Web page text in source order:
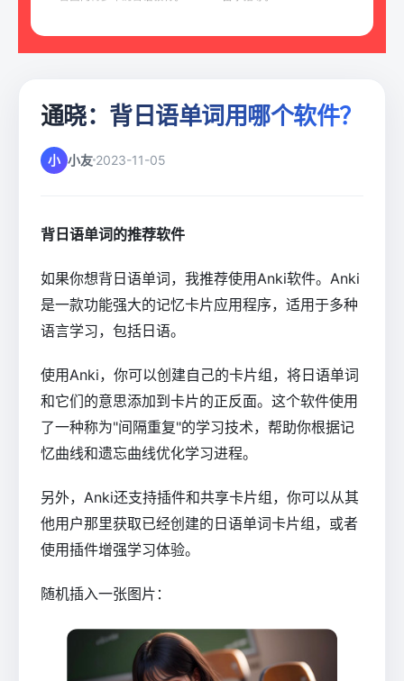
通晓：背日语单词用哪个软件？
小 小友 2023-11-05
背日语单词的推荐软件
如果你想背日语单词，我推荐使用Anki软件。Anki
是一款功能强大的记忆卡片应用程序，适用于多种
语言学习，包括日语。
使用Anki，你可以创建自己的卡片组，将日语单词
和它们的意思添加到卡片的正反面。这个软件使用
了一种称为"间隔重复"的学习技术，帮助你根据记
忆曲线和遗忘曲线优化学习进程。
另外，Anki还支持插件和共享卡片组，你可以从其
他用户那里获取已经创建的日语单词卡片组，或者
使用插件增强学习体验。
随机插入一张图片：